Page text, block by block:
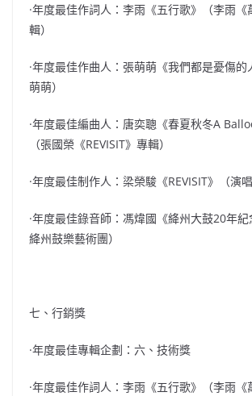
·年度最佳作詞人：李雨《五行歌》（李雨《
輯）
·年度最佳作曲人：張萌萌《我們都是憂傷
萌萌）
·年度最佳編曲人：唐奕聰《春夏秋冬A
（張國榮《REVISIT》專輯）
·年度最佳制作人：梁榮駿《REVISIT》（演
·年度最佳錄音師：馮煒國《絳州大鼓20年紀
絳州鼓樂藝術團）
七、行銷獎
·年度最佳專輯企劃：六、技術獎
·年度最佳作詞人：李雨《五行歌》（李雨《